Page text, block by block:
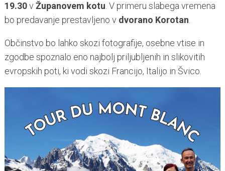
19.30vŽupanovem kotu . V primeru slabega vremena
bo predavanje prestavljeno v dvorano Korotan
Občinstvo bo lahko skozi fotografije, osebne vtise in
zgodbe spoznalo eno najbolj priljubljenih in slikovitih
evropskih poti, ki vodi skozi Francijo, Italijo in Švico.